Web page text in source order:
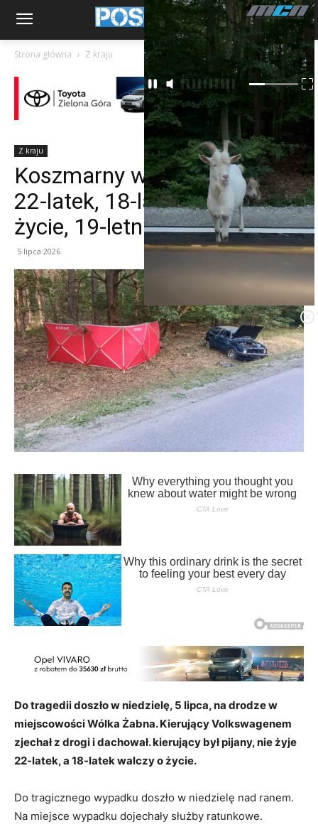
Strona główna Z kraju
Z kraju
Koszmarny wypadek, nie żyje
22-latek, 18-latek walczy o
życie, 19-letni kierujący pijany
5 lipca 2026
Do tragedii doszło w niedzielę, 5 lipca, na drodze w
miejscowości Wólka Żabna. Kierujący Volkswagenem
zjechał z drogi i dachował. kierujący był pijany, nie żyje
22-latek, a 18-latek walczy o życie.
Do tragicznego wypadku doszło w niedzielę nad ranem.
Na miejsce wypadku dojechały służby ratunkowe.